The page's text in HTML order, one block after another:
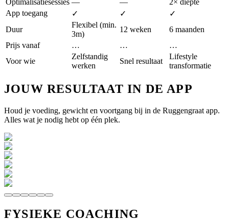
App toegang
✓ ✓
✓
Duur
Flexibel (min.
3m)
12 weken
6 maanden
Prijs vanaf
… …
…
Voor wie
Zelfstandig
werken
Snel resultaat
Lifestyle
transformatie
JOUW RESULTAAT IN DE APP
Houd je voeding, gewicht en voortgang bij in de Ruggengraat app.
Alles wat je nodig hebt op één plek.
FYSIEKE COACHING